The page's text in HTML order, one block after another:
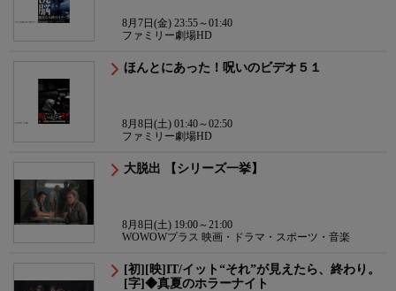
8月7日(金) 23:55～01:40
ファミリー劇場HD
ほんとにあった！呪いのビデオ５１
8月8日(土) 01:40～02:50
ファミリー劇場HD
大脱出 【シリーズ一挙】
8月8日(土) 19:00～21:00
WOWOWプラス 映画・ドラマ・スポーツ・音楽
[初][映]IT/イット“それ”が見えたら、終わり。
[字]◆真夏のホラーナイト